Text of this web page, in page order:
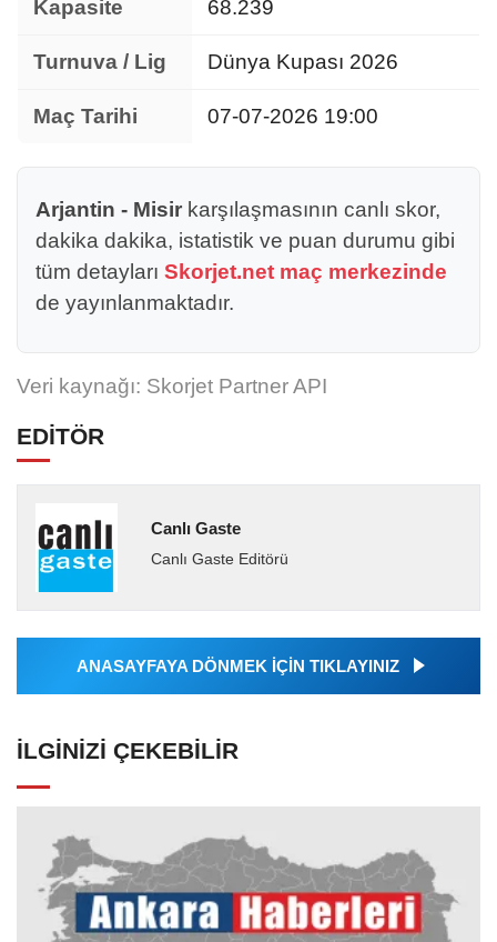
Kapasite 68.239
Turnuva / Lig Dünya Kupası 2026
Maç Tarihi 07-07-2026 19:00
Arjantin - Misir karşılaşmasının canlı skor,
dakika dakika, istatistik ve puan durumu gibi
tüm detayları Skorjet.net maç merkezinde
de yayınlanmaktadır.
Veri kaynağı: Skorjet Partner API
EDİTÖR
Canlı Gaste
Canlı Gaste Editörü
ANASAYFAYA DÖNMEK İÇİN TIKLAYINIZ
İLGINIZI ÇEKEBILIR